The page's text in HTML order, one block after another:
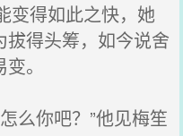
得如此之快，她
拔得头筹，如今说舍
。
么你吧？”他见梅笙